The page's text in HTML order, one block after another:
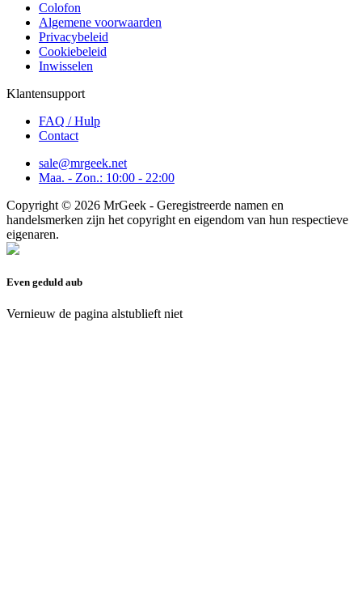
Colofon
Algemene voorwaarden
Privacybeleid
Cookiebeleid
Inwisselen
Klantensupport
FAQ / Hulp
Contact
sale@mrgeek.net
Maa. - Zon.: 10:00 - 22:00
Copyright © 2026 MrGeek - Geregistreerde namen en
handelsmerken zijn het copyright en eigendom van hun respectieve
eigenaren.
Even geduld aub
Vernieuw de pagina alstublieft niet